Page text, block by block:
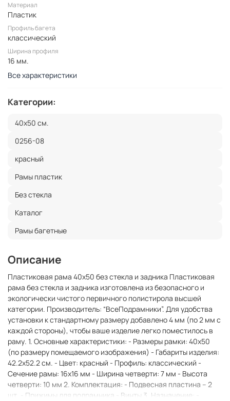
Материал
Пластик
Профиль багета
классический
Ширина профиля
16 мм.
Все характеристики
Категории:
40x50 см.
0256-08
красный
Рамы пластик
Без стекла
Каталог
Рамы багетные
Описание
Пластиковая рама 40x50 без стекла и задника Пластиковая
рама без стекла и задника изготовлена из безопасного и
экологически чистого первичного полистирола высшей
категории. Производитель: “ВсеПодрамники”. Для удобства
установки к стандартному размеру добавлено 4 мм (по 2 мм с
каждой стороны), чтобы ваше изделие легко поместилось в
раму. 1. Основные характеристики: - Размеры рамки: 40x50
(по размеру помещаемого изображения) - Габариты изделия:
42.2x52.2 см. - Цвет: красный - Профиль: классический -
Сечение рамы: 16x16 мм - Ширина четверти: 7 мм - Высота
четверти: 10 мм 2. Комплектация: - Подвесная пластина – 2
шт. - Прижимы для подрамника - Винты 3. Назначение: -